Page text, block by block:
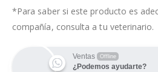
*Para saber si este producto es
compañía, consulta a tu veterinario.
Ventas Offline
¿Podemos ayudarte?